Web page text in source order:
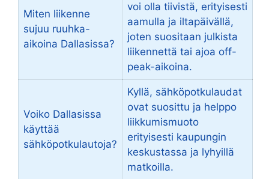
Miten liikenne
sujuu ruuhka-
aikoina Dallasissa?
voi olla tiivistä, erityisesti
aamulla ja iltapäivällä,
joten suositaan julkista
liikennettä tai ajoa off-
peak-aikoina.
Voiko Dallasissa
käyttää
sähköpotkulautoja?
Kyllä, sähköpotkulaudat
ovat suosittu ja helppo
liikkumismuoto
erityisesti kaupungin
keskustassa ja lyhyillä
matkoilla.